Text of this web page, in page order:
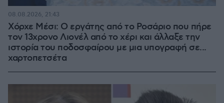
Χόρχε Μέσι: Ο εργάτης από το Ροσάριο που πήρε
τον 13χρονο Λιονέλ από το χέρι και άλλαξε την
ιστορία του ποδοσφαίρου με μια υπογραφή σε...
χαρτοπετσέτα
08.08.2026, 21:43